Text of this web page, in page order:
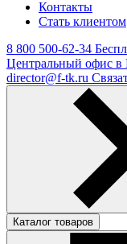
Контакты
Стать клиентом
8 800 500-62-34
Центральный офис в
director@f-tk.ru
Каталог товаров